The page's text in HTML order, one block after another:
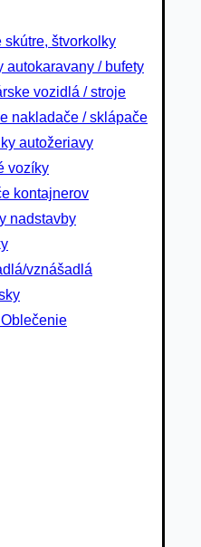
skútre, štvorkolky
autokaravany / bufety
vozidlá / stroje
nakladače / sklápače
autožeriavy
vozíky
kontajnerov
nadstavby
vznášadlá
/ stroje
/ sklápače